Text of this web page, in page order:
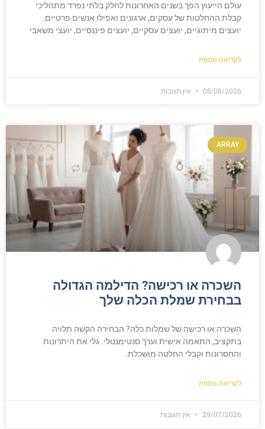
עולם הייעוץ הפך בשנים האחרונות לחלק בלתי נפרד מתהליכי
קבלת ההחלטות של עסקים, ארגונים ואפילו אנשים פרטיים.
יועצים מיתוגיים, יועצים עסקיים, יועצים פיננסיים, יועצי משאבי
לקריאה נוספת
05/08/2026 אין תגובות
ARRAY
השכרה או רכישה? הדילמה הגדולה
בבחירת שמלת הכלה שלך
השכרה או רכישה של שמלות כלה? הבחירה הקשה תלויה
בתקציב, התאמה אישית וערך סנטימנטלי. גלי את היתרונות
והחסרונות וקבלי החלטה מושכלת.
לקריאה נוספת
29/07/2026 אין תגובות